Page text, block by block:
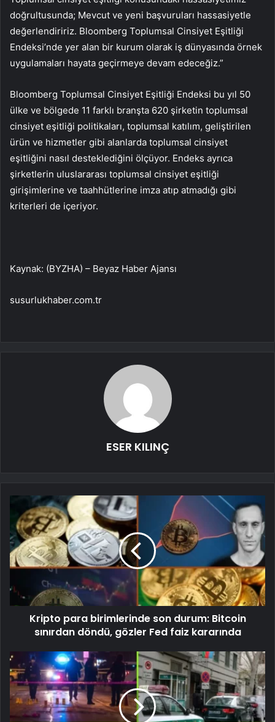
doğrultusunda; Mevcut ve yeni başvuruları hassasiyetle
değerlendiririz. Bloomberg Toplumsal Cinsiyet Eşitliği
Endeksi’nde yer alan bir kurum olarak iş dünyasında örnek
uygulamaları hayata geçirmeye devam edeceğiz.”
Bloomberg Toplumsal Cinsiyet Eşitliği Endeksi bu yıl 50
ülke ve bölgede 11 farklı branşta 620 şirketin toplumsal
cinsiyet eşitliği politikaları, toplumsal katılım, geliştirilen
ürün ve hizmetler gibi alanlarda toplumsal cinsiyet
eşitliğini nasıl desteklediğini ölçüyor. Endeks ayrıca
şirketlerin uluslararası toplumsal cinsiyet eşitliği
girişimlerine ve taahhütlerine imza atıp atmadığı gibi
kriterleri de içeriyor.
Kaynak: (BYZHA) – Beyaz Haber Ajansı
susurlukhaber.com.tr
ESER KILINÇ
Kripto para birimlerinde son durum: Bitcoin
sınırdan döndü, gözler Fed faiz kararında